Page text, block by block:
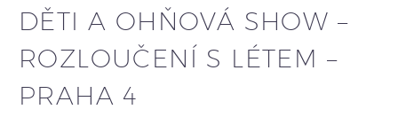
DĚTI A OHŇOVÁ SHOW –
ROZLOUČENÍ S LÉTEM –
PRAHA 4